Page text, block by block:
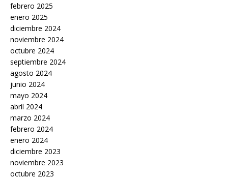
febrero 2025
enero 2025
diciembre 2024
noviembre 2024
octubre 2024
septiembre 2024
agosto 2024
junio 2024
mayo 2024
abril 2024
marzo 2024
febrero 2024
enero 2024
diciembre 2023
noviembre 2023
octubre 2023